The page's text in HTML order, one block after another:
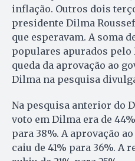
inflação. Outros dois
presidente Dilma
que esperavam. A soma
populares apurados pelo
queda da aprovação ao
Dilma na pesquisa
Na pesquisa anterior do
voto em Dilma era de
para 38%. A aprovação
caiu de 41% para 36%. A